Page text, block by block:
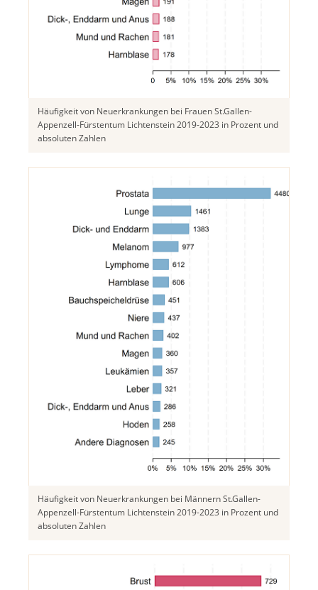
Häufigkeit von Neuerkrankungen bei Frauen St.Gallen-
Appenzell-Fürstentum Lichtenstein 2019-2023 in Prozent und
absoluten Zahlen
Häufigkeit von Neuerkrankungen bei Männern St.Gallen-
Appenzell-Fürstentum Lichtenstein 2019-2023 in Prozent und
absoluten Zahlen